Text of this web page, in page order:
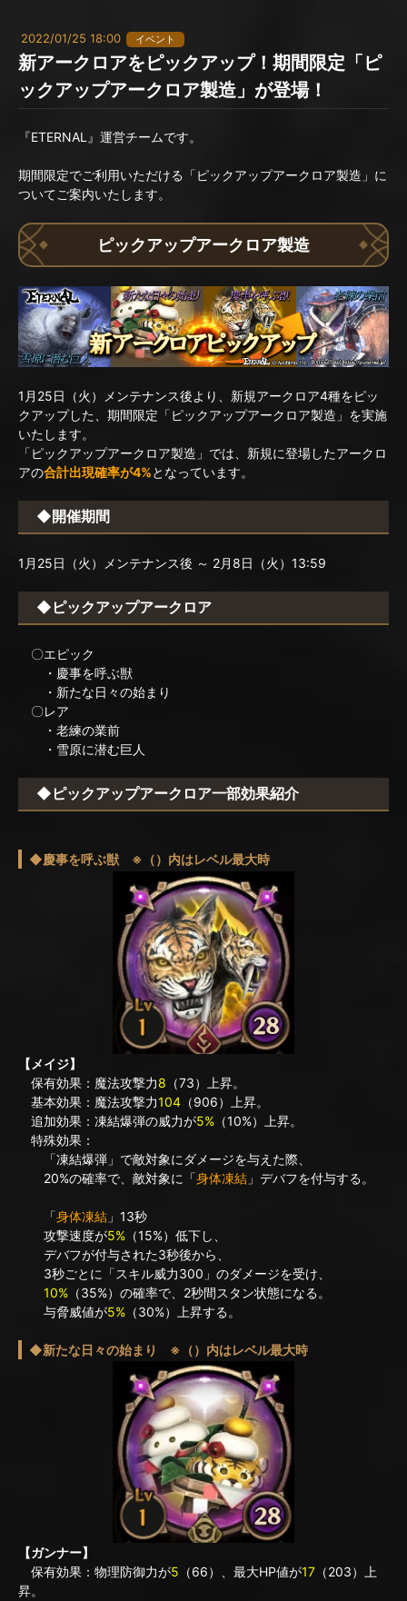
2022/01/25 18:00 イベント
新アークロアをピックアップ！期間限定「ピ
ックアップアークロア製造」が登場！
『ETERNAL』運営チームです。
期間限定でご利用いただける「ピックアップアークロア製造」に
ついてご案内いたします。
ピックアップアークロア製造
1月25日（火）メンテナンス後より、新規アークロア4種をピッ
クアップした、期間限定「ピックアップアークロア製造」を実施
いたします。
「ピックアップアークロア製造」では、新規に登場したアークロ
アの合計出現確率が4%となっています。
◆開催期間
1月25日（火）メンテナンス後 ～ 2月8日（火）13:59
◆ピックアップアークロア
〇エピック
・慶事を呼ぶ獣
・新たな日々の始まり
〇レア
・老練の業前
・雪原に潜む巨人
◆ピックアップアークロア一部効果紹介
◆慶事を呼ぶ獣 ※（）内はレベル最大時
【メイジ】
保有効果：魔法攻撃力8 （73）上昇。
基本効果：魔法攻撃力104 （906）上昇。
追加効果：凍結爆弾の威力が5% （10%）上昇。
特殊効果：
「凍結爆弾」で敵対象にダメージを与えた際、
20%の確率で、敵対象に「身体凍結 」デバフを付与する。
「身体凍結 」13秒
攻撃速度が5% （15%）低下し、
デバフが付与された3秒後から、
3秒ごとに「スキル威力300」のダメージを受け、
10% （35%）の確率で、2秒間スタン状態になる。
与脅威値が5% （30%）上昇する。
◆新たな日々の始まり ※（）内はレベル最大時
【ガンナー】
保有効果：物理防御力が5 （66）、最大HP値が17 （203）上
昇。